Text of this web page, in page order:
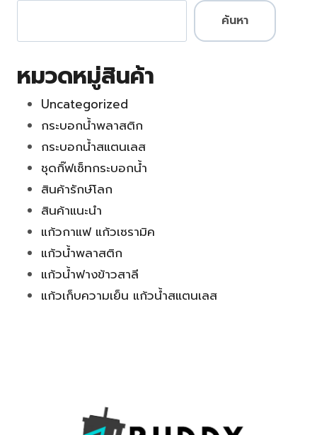
ค้นหา
หมวดหมู่สินค้า
Uncategorized
กระบอกน้ำพลาสติก
กระบอกน้ำสแตนเลส
ชุดกิ๊ฟเซ็ทกระบอกน้ำ
สินค้ารักษ์โลก
สินค้าแนะนำ
แก้วกาแฟ แก้วเซรามิค
แก้วน้ำพลาสติก
แก้วน้ำฟางข้าวสาลี
แก้วเก็บความเย็น แก้วน้ำสแตนเลส